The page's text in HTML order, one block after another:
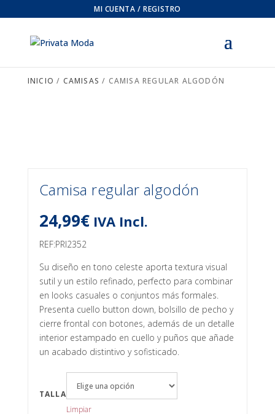
MI CUENTA / REGISTRO
INICIO / CAMISAS / CAMISA REGULAR ALGODÓN
Camisa regular algodón
24,99€ IVA Incl.
REF:PRI2352
Su diseño en tono celeste aporta textura visual
sutil y un estilo refinado, perfecto para combinar
en looks casuales o conjuntos más formales.
Presenta cuello button down, bolsillo de pecho y
cierre frontal con botones, además de un detalle
interior estampado en cuello y puños que añade
un acabado distintivo y sofisticado.
TALLA
Limpiar